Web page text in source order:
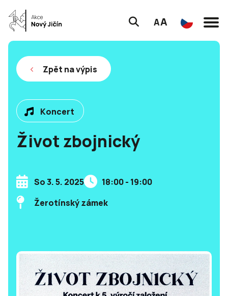
AA
Zpět na výpis
Koncert
Život zbojnický
So 3. 5. 2025
18:00 - 19:00
Žerotínský zámek